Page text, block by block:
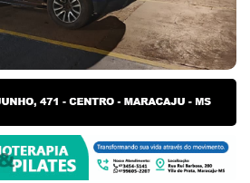
de terrenos do Polo
Joãozinho Rocha